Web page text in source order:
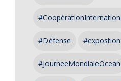
#Défense #expostion
#JourneeMondialeOcean